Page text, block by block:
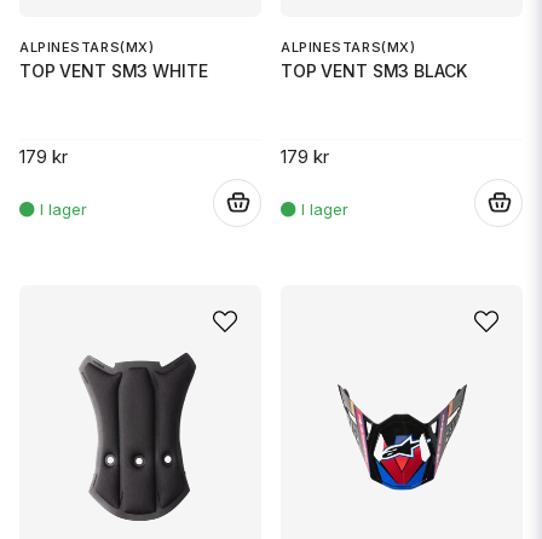
ALPINESTARS(MX)
TOP VENT SM3 WHITE
179 kr
ALPINESTARS(MX)
TOP VENT SM3 BLACK
179 kr